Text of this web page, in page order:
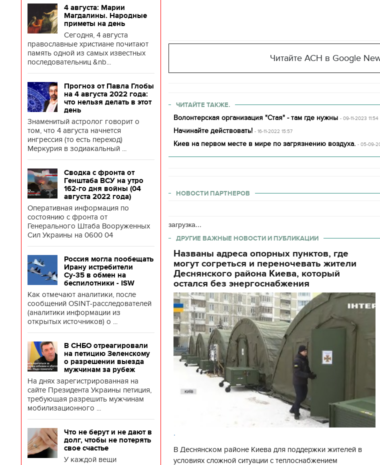
4 августа: Марии
Магдалины. Народные
приметы на день
Сегодня, 4 августа
православные христиане почитают
память одной из самых известных
последовательниц &nb...
Прогноз от Павла Глобы
на 4 августа 2022 года:
что нельзя делать в этот
день
Знаменитый астролог говорит о
том, что 4 августа начнется
ингрессия (то есть переход)
Меркурия в зодиакальный ...
Сводка с фронта от
Генштаба ВСУ на утро
162-го дня войны (04
августа 2022 года)
Оперативная информация по
состоянию с фронта от
Генерального Штаба Вооруженных
Сил Украины на 0600 04
Россия могла пообещать
Ирану истребители
Су-35 в обмен на
беспилотники - ISW
Как отмечают аналитики, после
сообщений OSINT-расследователей
(аналитики информации из
открытых источников) о ...
В СНБО отреагировали
на петицию Зеленскому
о разрешении выезда
мужчинам за рубеж
На днях зарегистрированная на
сайте Президента Украины петиция,
требующая разрешить мужчинам
мобилизационного ...
Что не берут и не дают в
долг, чтобы не потерять
свое счастье
У каждой вещи
Читайте АСН в Google
ЧИТАЙТЕ ТАКЖЕ.
Волонтерская организация "Стая" - там где нужны - 09-11-2023 11:54
Начинайте действовать! - 16-11-2022 15:57
Киев на первом месте в мире по загрязнению воздуха. - 05-09-
НОВОСТИ ПАРТНЕРОВ
загрузка...
ДРУГИЕ ВАЖНЫЕ НОВОСТИ И ПУБЛИКАЦИИ
Названы адреса опорных пунктов, где
могут согреться и переночевать жители
Деснянского района Киева, который
остался без энергоснабжения
.
В Деснянском районе Киева для поддержки жителей в
условиях сложной ситуации с теплоснабжением